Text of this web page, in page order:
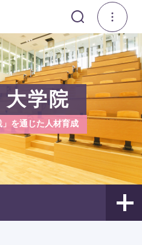
大学院
」を通じた人材育成